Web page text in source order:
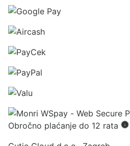
Obročno plaćanje do 12 rata